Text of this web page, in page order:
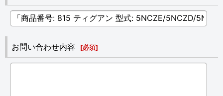
お問い合わせ内容 [必須]